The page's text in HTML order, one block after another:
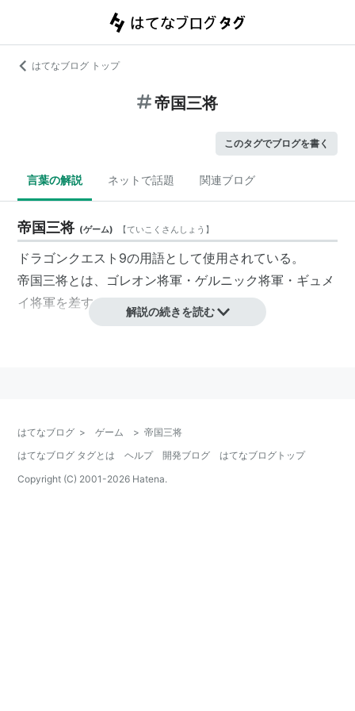
はてなブログ トップ
帝国三将
このタグでブログを書く
言葉の解説 ネットで話題 関連ブログ
帝国三将 (ゲーム) 【ていこくさんしょう 】
ドラゴンクエスト9の用語として使用されている。
帝国三将とは、ゴレオン将軍・ゲルニック将軍・ギュメ
イ将軍を差す。
解説の続きを読む
はてなブログ > ゲーム > 帝国三将
はてなブログ タグとは
ヘルプ 開発ブログ
はてなブログトップ
Copyright (C) 2001-2026 Hatena.